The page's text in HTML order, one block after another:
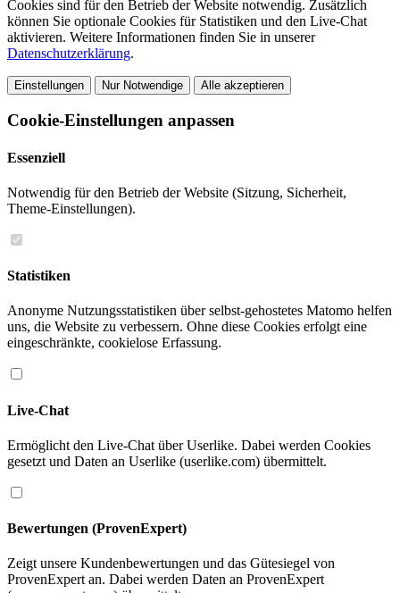
Cookies sind für den Betrieb der Website notwendig. Zusätzlich
können Sie optionale Cookies für Statistiken und den Live-Chat
aktivieren. Weitere Informationen finden Sie in unserer
Datenschutzerklärung.
Einstellungen Nur Notwendige Alle akzeptieren
Cookie-Einstellungen anpassen
Essenziell
Notwendig für den Betrieb der Website (Sitzung, Sicherheit,
Theme-Einstellungen).
Statistiken
Anonyme Nutzungsstatistiken über selbst-gehostetes Matomo helfen
uns, die Website zu verbessern. Ohne diese Cookies erfolgt eine
eingeschränkte, cookielose Erfassung.
Live-Chat
Ermöglicht den Live-Chat über Userlike. Dabei werden Cookies
gesetzt und Daten an Userlike (userlike.com) übermittelt.
Bewertungen (ProvenExpert)
Zeigt unsere Kundenbewertungen und das Gütesiegel von
ProvenExpert an. Dabei werden Daten an ProvenExpert